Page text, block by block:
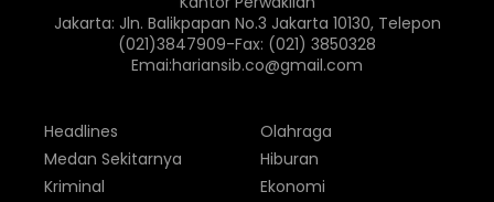
Jakarta: Jln. Balikpapan No.3 Jakarta 10130, Telepon
(021)3847909-Fax: (021) 3850328
Emai:hariansib.co@gmail.com
Headlines
Medan Sekitarnya
Kriminal
Olahraga
Hiburan
Ekonomi